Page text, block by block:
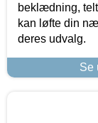
beklædning,
kan løfte din
deres udvalg.
Se